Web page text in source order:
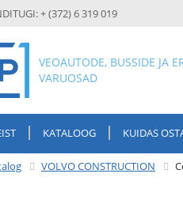
+ (372) 6 319 019
VEOAUTODE, BUSSIDE JA
VARUOSAD
KATALOOG KUIDAS
VOLVO CONSTRUCTION